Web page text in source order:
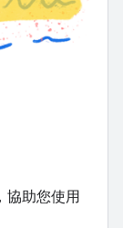
協助您使用